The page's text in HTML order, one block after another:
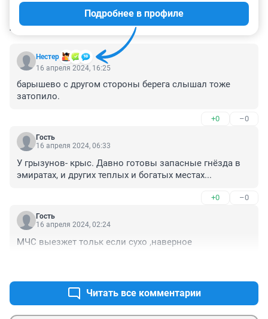
КОММЕНТАРИИ 24
Нестер
Подробнее в профиле
16 апреля 2024, 16:25
барышево с другом стороны берега слышал тоже
затопило.
+0 –0
Гость
16 апреля 2024, 06:33
У грызунов- крыс. Давно готовы запасные гнёзда в
эмиратах, и других теплых и богатых местах...
+0 –0
Гость
16 апреля 2024, 02:24
МЧС выезжет тольк если сухо ,наверное
Читать все комментарии